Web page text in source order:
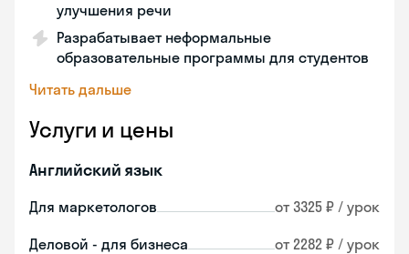
улучшения речи
Разрабатывает неформальные
образовательные программы для студентов
Читать дальше
Услуги и цены
Английский язык
Для маркетологов от 3325 ₽ / урок
Деловой - для бизнеса от 2282 ₽ / урок